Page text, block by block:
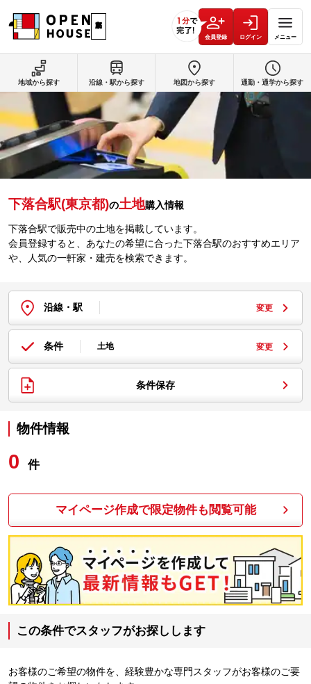
会員登録 ログイン メニュー
下落合駅(東京都)の土地購入情報
下落合駅で販売中の土地を掲載しています。
会員登録すると、あなたの希望に合った下落合駅のおすすめエリア
や、人気の一軒家・建売を検索できます。
沿線・駅 変更
条件 土地 変更
条件保存
物件情報
0 件
マイページ作成で限定物件も閲覧可能
この条件でスタッフがお探しします
お客様のご希望の物件を、経験豊かな専門スタッフがお客様のご要
地域から探す 沿線・駅から探す 地図から探す 通勤・通学から探す